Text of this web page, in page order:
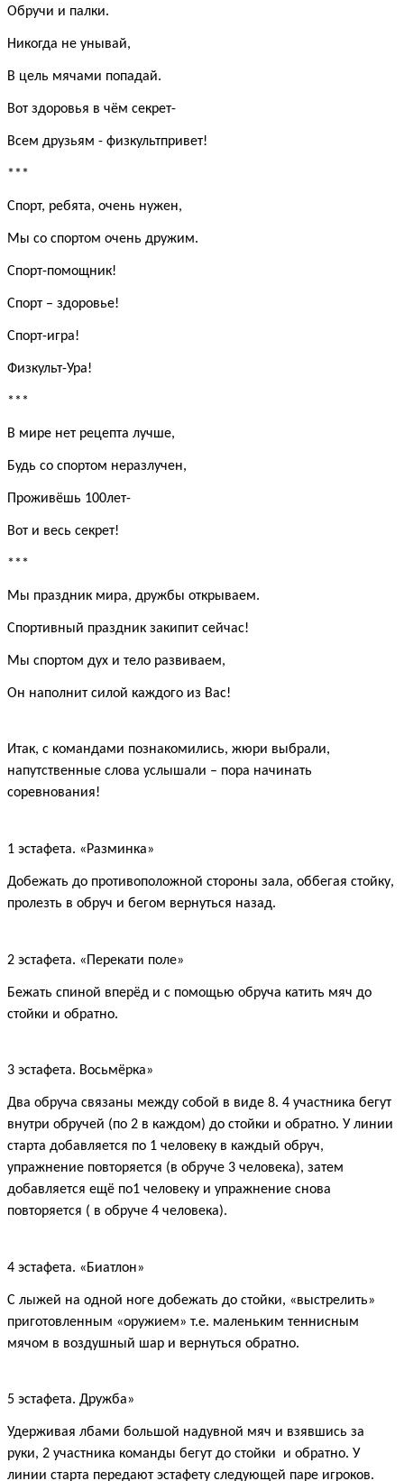
Обручи и палки.
Никогда не унывай,
В цель мячами попадай.
Вот здоровья в чём секрет-
Всем друзьям - физкультпривет!
***
Спорт, ребята, очень нужен,
Мы со спортом очень дружим.
Спорт-помощник!
Спорт – здоровье!
Спорт-игра!
Физкульт-Ура!
***
В мире нет рецепта лучше,
Будь со спортом неразлучен,
Проживёшь 100лет-
Вот и весь секрет!
***
Мы праздник мира, дружбы открываем.
Спортивный праздник закипит сейчас!
Мы спортом дух и тело развиваем,
Он наполнит силой каждого из Вас!
Итак, с командами познакомились, жюри выбрали,
напутственные слова услышали – пора начинать
соревнования!
1 эстафета. «Разминка»
Добежать до противоположной стороны зала, оббегая стойку,
пролезть в обруч и бегом вернуться назад.
2 эстафета. «Перекати поле»
Бежать спиной вперёд и с помощью обруча катить мяч до
стойки и обратно.
3 эстафета. Восьмёрка»
Два обруча связаны между собой в виде 8. 4 участника бегут
внутри обручей (по 2 в каждом) до стойки и обратно. У линии
старта добавляется по 1 человеку в каждый обруч,
упражнение повторяется (в обруче 3 человека), затем
добавляется ещё по1 человеку и упражнение снова
повторяется ( в обруче 4 человека).
4 эстафета. «Биатлон»
С лыжей на одной ноге добежать до стойки, «выстрелить»
приготовленным «оружием» т.е. маленьким теннисным
мячом в воздушный шар и вернуться обратно.
5 эстафета. Дружба»
Удерживая лбами большой надувной мяч и взявшись за
руки, 2 участника команды бегут до стойки и обратно. У
линии старта передают эстафету следующей паре игроков.